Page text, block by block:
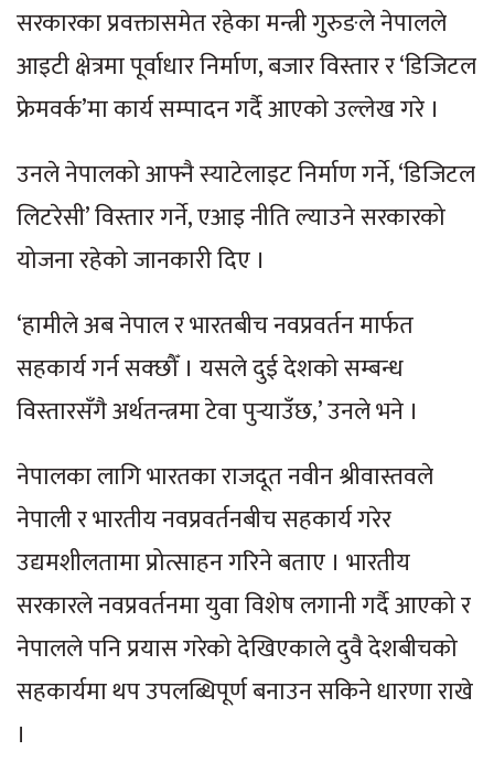
सरकारका प्रवक्तासमेत रहेका मन्त्री गुरुङले नेपालले
आइटी क्षेत्रमा पूर्वाधार निर्माण, बजार विस्तार र ‘डिजिटल
फ्रेमवर्क’मा कार्य सम्पादन गर्दै आएको उल्लेख गरे ।
उनले नेपालको आफ्नै स्याटेलाइट निर्माण गर्ने, ‘डिजिटल
लिटरेसी’ विस्तार गर्ने, एआइ नीति ल्याउने सरकारको
योजना रहेको जानकारी दिए ।
‘हामीले अब नेपाल र भारतबीच नवप्रवर्तन मार्फत
सहकार्य गर्न सक्छौँ । यसले दुई देशको सम्बन्ध
विस्तारसँगै अर्थतन्त्रमा टेवा पुर्‍याउँछ,’ उनले भने ।
नेपालका लागि भारतका राजदूत नवीन श्रीवास्तवले
नेपाली र भारतीय नवप्रवर्तनबीच सहकार्य गरेर
उद्यमशीलतामा प्रोत्साहन गरिने बताए । भारतीय
सरकारले नवप्रवर्तनमा युवा विशेष लगानी गर्दै आएको र
नेपालले पनि प्रयास गरेको देखिएकाले दुवै देशबीचको
सहकार्यमा थप उपलब्धिपूर्ण बनाउन सकिने धारणा राखे
।